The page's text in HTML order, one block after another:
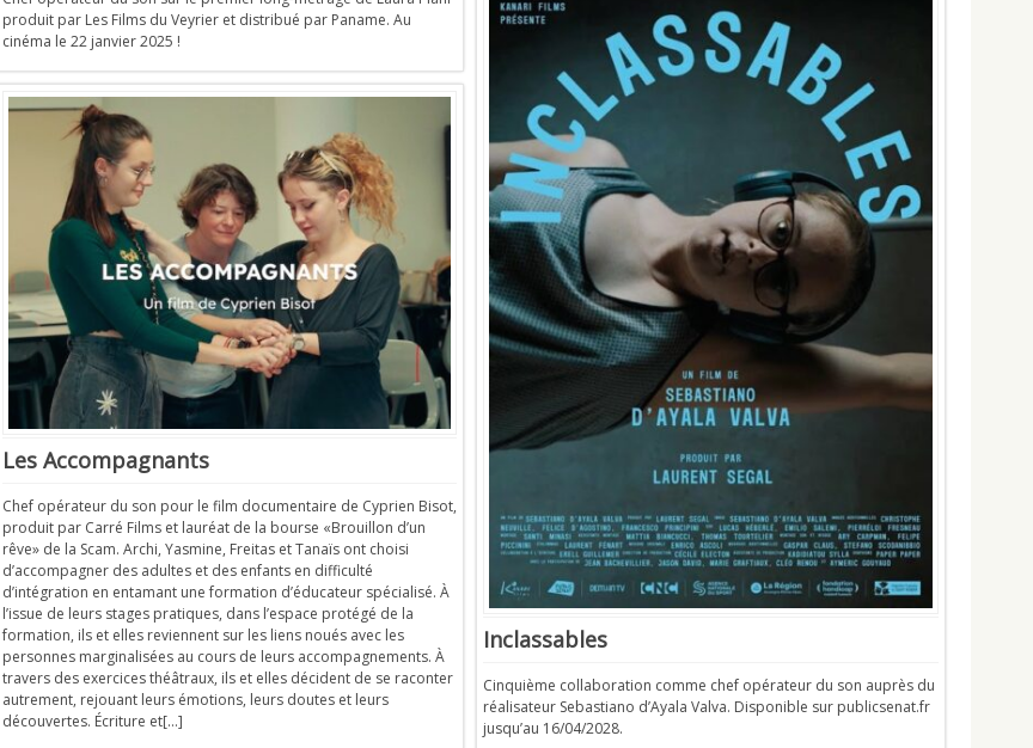
produit par Les Films du Veyrier et distribué par Paname. Au
cinéma le 22 janvier 2025 !
Inclassables
Cinquième collaboration comme chef opérateur du son auprès du
réalisateur Sebastiano d’Ayala Valva. Disponible sur publicsenat.fr
jusqu’au 16/04/2028.
Les Accompagnants
Chef opérateur du son pour le film documentaire de Cyprien Bisot,
produit par Carré Films et lauréat de la bourse «Brouillon d’un
rêve» de la Scam. Archi, Yasmine, Freitas et Tanaïs ont choisi
d’accompagner des adultes et des enfants en difficulté
d’intégration en entamant une formation d’éducateur spécialisé. À
l’issue de leurs stages pratiques, dans l’espace protégé de la
formation, ils et elles reviennent sur les liens noués avec les
personnes marginalisées au cours de leurs accompagnements. À
travers des exercices théâtraux, ils et elles décident de se raconter
autrement, rejouant leurs émotions, leurs doutes et leurs
découvertes. Écriture et[…]